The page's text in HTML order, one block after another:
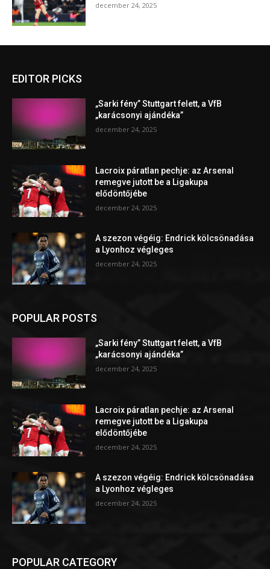
december 24, 2025
EDITOR PICKS
„Sarki fény” Stuttgart felett, a VfB
„karácsonyi ajándéka”
december 24, 2025
Lacroix páratlan pechje: az Arsenal
remegve jutott be a Ligakupa
elődöntőjébe
december 24, 2025
A szezon végéig: Endrick kölcsönadása
a Lyonhoz végleges
december 24, 2025
POPULAR POSTS
„Sarki fény” Stuttgart felett, a VfB
„karácsonyi ajándéka”
december 24, 2025
Lacroix páratlan pechje: az Arsenal
remegve jutott be a Ligakupa
elődöntőjébe
december 24, 2025
A szezon végéig: Endrick kölcsönadása
a Lyonhoz végleges
december 24, 2025
POPULAR CATEGORY